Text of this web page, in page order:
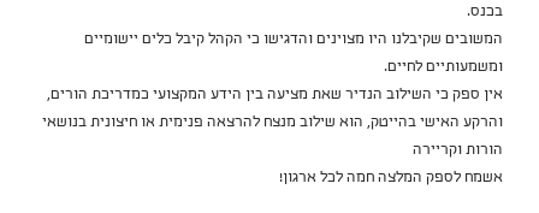
בכנס.
המשובים שקיבלנו היו מצוינים והדגישו כי הקהל קיבל כלים יישומיים
ומשמעותיים לחיים.
אין ספק כי השילוב הנדיר שאת מציעה בין הידע המקצועי כמדריכת הורים,
והרקע האישי בהייטק, הוא שילוב מנצח להרצאה פנימית או חיצונית בנושאי
הורות וקריירה
אשמח לספק המלצה חמה לכל ארגון!